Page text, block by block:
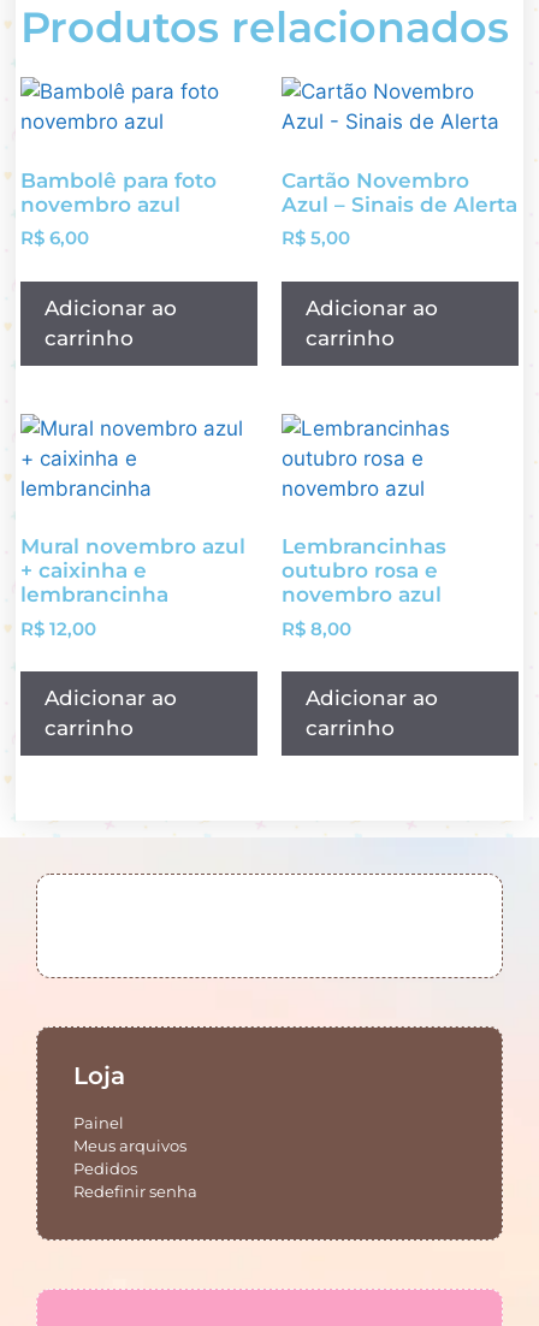
Produtos relacionados
Bambolê para foto
novembro azul
R$ 6,00
Adicionar ao
carrinho
Cartão Novembro
Azul – Sinais de Alerta
R$ 5,00
Adicionar ao
carrinho
Mural novembro azul
+ caixinha e
lembrancinha
R$ 12,00
Adicionar ao
carrinho
Lembrancinhas
outubro rosa e
novembro azul
R$ 8,00
Adicionar ao
carrinho
Loja
Painel
Meus arquivos
Pedidos
Redefinir senha